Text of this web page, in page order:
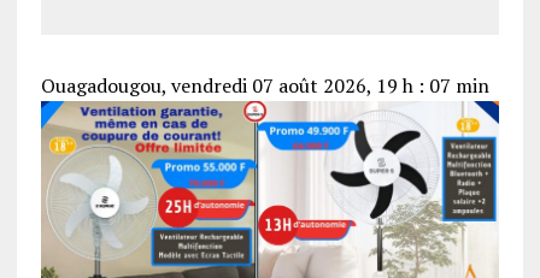
Ouagadougou, vendredi 07 août 2026, 19 h : 07 min